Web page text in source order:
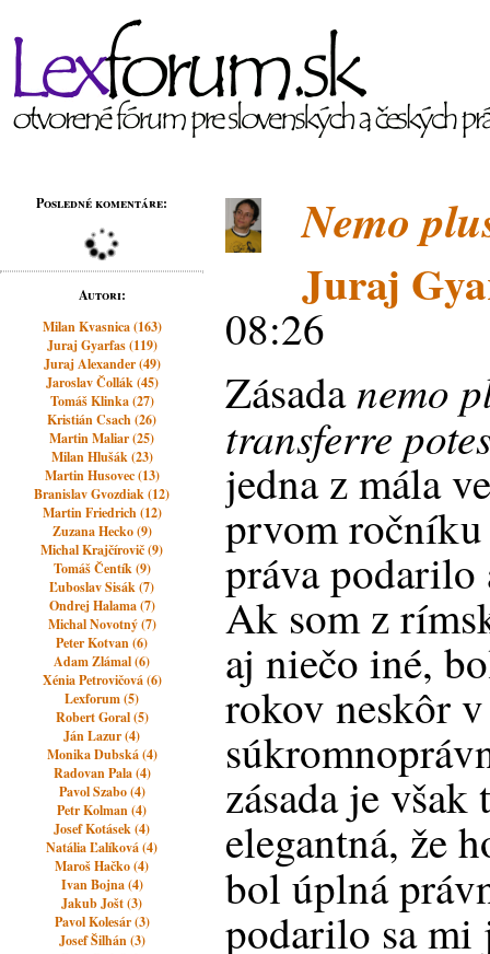
Posledné komentáre:
Autori:
Milan Kvasnica (163)
Juraj Gyarfas (119)
Juraj Alexander (49)
Jaroslav Čollák (45)
Tomáš Klinka (27)
Kristián Csach (26)
Martin Maliar (25)
Milan Hlušák (23)
Martin Husovec (13)
Branislav Gvozdiak (12)
Martin Friedrich (12)
Zuzana Hecko (9)
Michal Krajčírovič (9)
Tomáš Čentík (9)
Ľuboslav Sisák (7)
Ondrej Halama (7)
Michal Novotný (7)
Peter Kotvan (6)
Adam Zlámal (6)
Xénia Petrovičová (6)
Lexforum (5)
Robert Goral (5)
Ján Lazur (4)
Monika Dubská (4)
Radovan Pala (4)
Pavol Szabo (4)
Petr Kolman (4)
Josef Kotásek (4)
Natália Ľalíková (4)
Maroš Hačko (4)
Ivan Bojna (4)
Jakub Jošt (3)
Pavol Kolesár (3)
Josef Šilhán (3)
Nemo
Juraj
08:26
Zásadanemo
transferre
jedna z mála
prvom
práva
Ak som z
aj niečo iné,
rokov neskôr
zásada je
elegantná, že
bol úplná
podarilo sa mi